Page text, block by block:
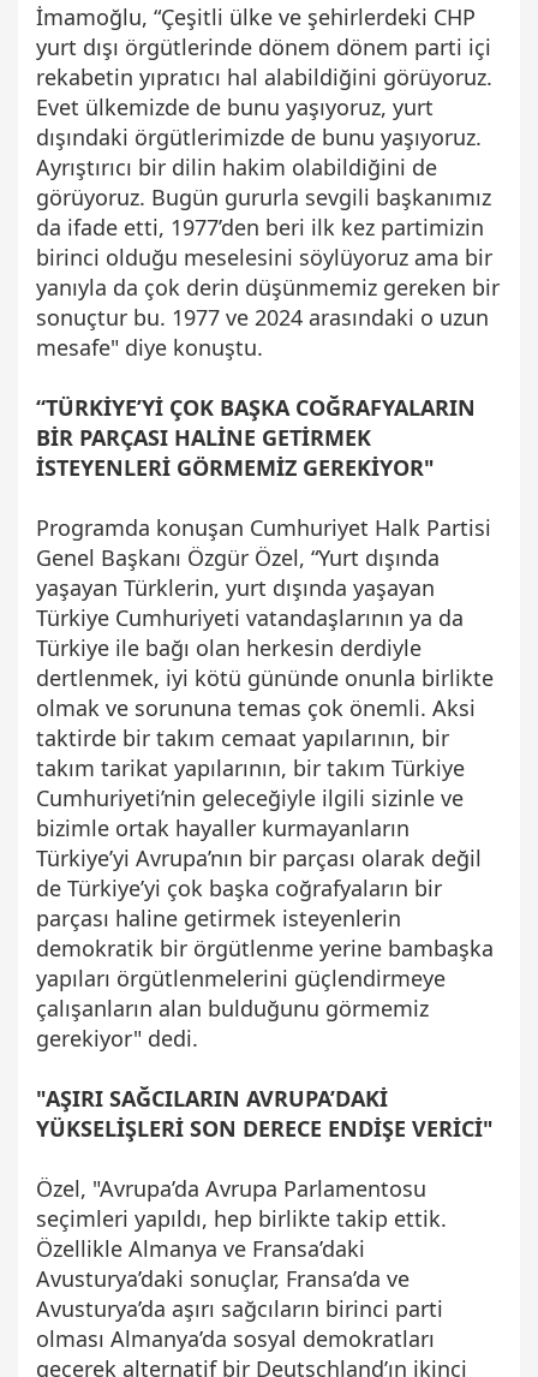
İmamoğlu, “Çeşitli ülke ve şehirlerdeki CHP
yurt dışı örgütlerinde dönem dönem parti içi
rekabetin yıpratıcı hal alabildiğini görüyoruz.
Evet ülkemizde de bunu yaşıyoruz, yurt
dışındaki örgütlerimizde de bunu yaşıyoruz.
Ayrıştırıcı bir dilin hakim olabildiğini de
görüyoruz. Bugün gururla sevgili başkanımız
da ifade etti, 1977’den beri ilk kez partimizin
birinci olduğu meselesini söylüyoruz ama bir
yanıyla da çok derin düşünmemiz gereken bir
sonuçtur bu. 1977 ve 2024 arasındaki o uzun
mesafe" diye konuştu.
“TÜRKİYE’Yİ ÇOK BAŞKA COĞRAFYALARIN
BİR PARÇASI HALİNE GETİRMEK
İSTEYENLERİ GÖRMEMİZ GEREKİYOR"
Programda konuşan Cumhuriyet Halk Partisi
Genel Başkanı Özgür Özel, “Yurt dışında
yaşayan Türklerin, yurt dışında yaşayan
Türkiye Cumhuriyeti vatandaşlarının ya da
Türkiye ile bağı olan herkesin derdiyle
dertlenmek, iyi kötü gününde onunla birlikte
olmak ve sorununa temas çok önemli. Aksi
taktirde bir takım cemaat yapılarının, bir
takım tarikat yapılarının, bir takım Türkiye
Cumhuriyeti’nin geleceğiyle ilgili sizinle ve
bizimle ortak hayaller kurmayanların
Türkiye’yi Avrupa’nın bir parçası olarak değil
de Türkiye’yi çok başka coğrafyaların bir
parçası haline getirmek isteyenlerin
demokratik bir örgütlenme yerine bambaşka
yapıları örgütlenmelerini güçlendirmeye
çalışanların alan bulduğunu görmemiz
gerekiyor" dedi.
"AŞIRI SAĞCILARIN AVRUPA’DAKİ
YÜKSELİŞLERİ SON DERECE ENDİŞE VERİCİ"
Özel, "Avrupa’da Avrupa Parlamentosu
seçimleri yapıldı, hep birlikte takip ettik.
Özellikle Almanya ve Fransa’daki
Avusturya’daki sonuçlar, Fransa’da ve
Avusturya’da aşırı sağcıların birinci parti
olması Almanya’da sosyal demokratları
geçerek alternatif bir Deutschland’ın ikinci